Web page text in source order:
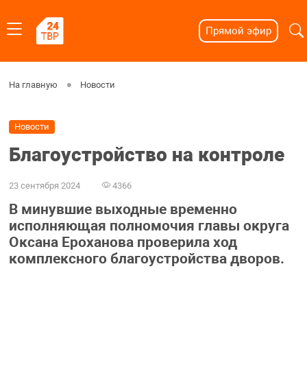
Прямой эфир
На главную Новости
Новости
Благоустройство на контроле
23 сентября 2024 4366
В минувшие выходные временно
исполняющая полномочия главы округа
Оксана Ероханова проверила ход
комплексного благоустройства дворов.